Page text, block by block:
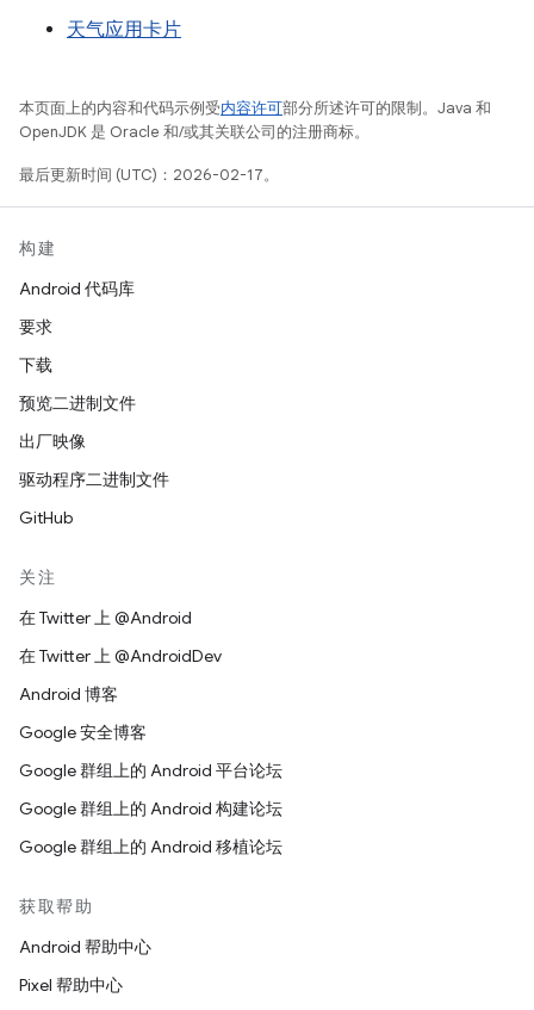
天气应用卡片
本页面上的内容和代码示例受内容许可部分所述许可的限制。Java 和
OpenJDK 是 Oracle 和/或其关联公司的注册商标。
最后更新时间 (UTC)：2026-02-17。
构建
Android 代码库
要求
下载
预览二进制文件
出厂映像
驱动程序二进制文件
GitHub
关注
在 Twitter 上 @Android
在 Twitter 上 @AndroidDev
Android 博客
Google 安全博客
Google 群组上的 Android 平台论坛
Google 群组上的 Android 构建论坛
Google 群组上的 Android 移植论坛
获取帮助
Android 帮助中心
Pixel 帮助中心